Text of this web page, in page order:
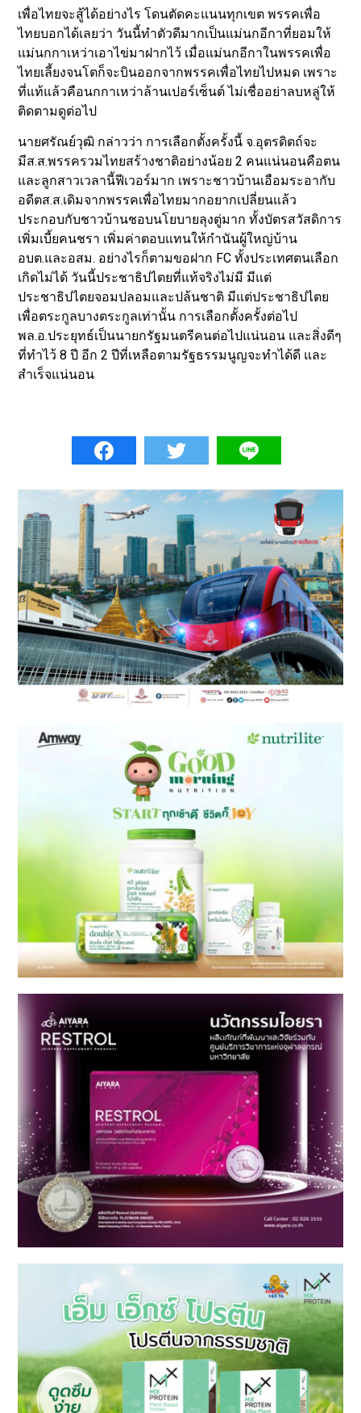
เพื่อไทยจะสู้ได้อย่างไร โดนตัดคะแนนทุกเขต พรรคเพื่อ
ไทยบอกได้เลยว่า วันนี้ทำตัวดีมากเป็นแม่นกอีกาที่ยอมให้
แม่นกกาเหว่าเอาไข่มาฝากไว้ เมื่อแม่นกอีกาในพรรคเพื่อ
ไทยเลี้ยงจนโตก็จะบินออกจากพรรคเพื่อไทยไปหมด เพราะ
ที่แท้แล้วคือนกกาเหว่าล้านเปอร์เซ็นต์ ไม่เชื่ออย่าลบหลู่ให้
ติดตามดูต่อไป
นายศรัณย์วุฒิ กล่าวว่า การเลือกตั้งครั้งนี้ จ.อุตรดิตถ์จะ
มีส.ส.พรรครวมไทยสร้างชาติอย่างน้อย 2 คนแน่นอนคือตน
และลูกสาวเวลานี้ฟีเวอร์มาก เพราะชาวบ้านเอือมระอากับ
อดีตส.ส.เดิมจากพรรคเพื่อไทยมากอยากเปลี่ยนแล้ว
ประกอบกับชาวบ้านชอบนโยบายลุงตู่มาก ทั้งบัตรสวัสดิการ
เพิ่มเบี้ยคนชรา เพิ่มค่าตอบแทนให้กำนันผู้ใหญ่บ้าน
อบต.และอสม. อย่างไรก็ตามขอฝาก FC ทั้งประเทศตนเลือก
เกิดไม่ได้ วันนี้ประชาธิปไตยที่แท้จริงไม่มี มีแต่
ประชาธิปไตยจอมปลอมและปล้นชาติ มีแต่ประชาธิปไตย
เพื่อตระกูลบางตระกูลเท่านั้น การเลือกตั้งครั้งต่อไป
พล.อ.ประยุทธ์เป็นนายกรัฐมนตรีคนต่อไปแน่นอน และสิ่งดีๆ
ที่ทำไว้ 8 ปี อีก 2 ปีที่เหลือตามรัฐธรรมนูญจะทำได้ดี และ
สำเร็จแน่นอน